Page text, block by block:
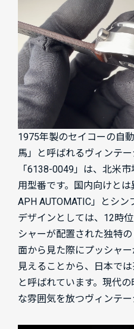
1975年製のセイコーの自
馬」と呼ばれるヴィンテ
「6138-0049」は、北米
用型番です。国内向けとは
APH AUTOMATIC」とシン
デザインとしては、12時
シャーが配置された独特
面から見た際にプッシャ
見えることから、日本で
と呼ばれています。現代
な雰囲気を放つヴィンテー